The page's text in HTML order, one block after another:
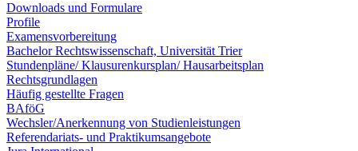
Downloads und Formulare
Profile
Examensvorbereitung
Bachelor Rechtswissenschaft, Universität Trier
Stundenpläne/ Klausurenkursplan/ Hausarbeitsplan
Rechtsgrundlagen
Häufig gestellte Fragen
BAföG
Wechsler/Anerkennung von Studienleistungen
Referendariats- und Praktikumsangebote